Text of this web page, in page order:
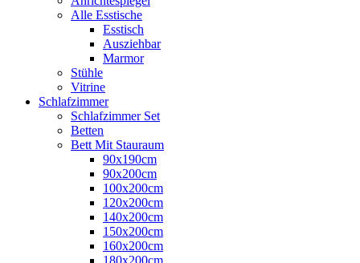
Alle Esstische
Esstisch
Ausziehbar
Marmor
Stühle
Vitrine
Schlafzimmer
Schlafzimmer Set
Betten
Bett Mit Stauraum
90x190cm
90x200cm
100x200cm
120x200cm
140x200cm
150x200cm
160x200cm